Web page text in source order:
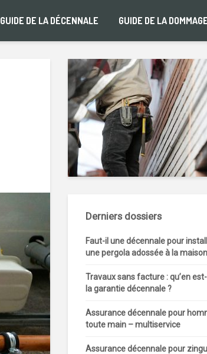
GUIDE DE LA DÉCENNALE GUIDE DE LA
Derniers dossiers
Faut-il une décennale pour
une pergola adossée à la
Travaux sans facture : qu’en
la garantie décennale ?
Assurance décennale pour
toute main – multiservice
Assurance décennale pour